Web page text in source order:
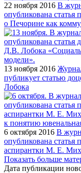
22 ноября 2016 В
опубликована
о Печорине как
13 ноября 2016
публикует статью
Лобока
6 октября 2016 В
опубликована
аспирантки М. Е.
Показать больше
Дата публикации